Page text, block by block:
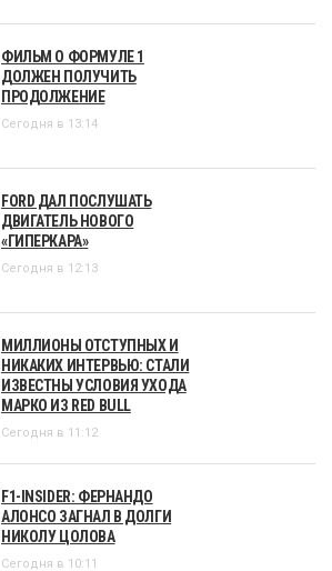
ФИЛЬМ О ФОРМУЛЕ 1
ДОЛЖЕН ПОЛУЧИТЬ
ПРОДОЛЖЕНИЕ
Сегодня в 13:14
FORD ДАЛ ПОСЛУШАТЬ
ДВИГАТЕЛЬ НОВОГО
«ГИПЕРКАРА»
Сегодня в 12:13
МИЛЛИОНЫ ОТСТУПНЫХ И
НИКАКИХ ИНТЕРВЬЮ: СТАЛИ
ИЗВЕСТНЫ УСЛОВИЯ УХОДА
МАРКО ИЗ RED BULL
Сегодня в 11:12
F1-INSIDER: ФЕРНАНДО
АЛОНСО ЗАГНАЛ В ДОЛГИ
НИКОЛУ ЦОЛОВА
Сегодня в 10:11